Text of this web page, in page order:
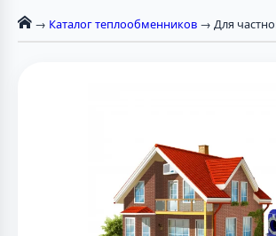
→ Каталог теплообменников → Для